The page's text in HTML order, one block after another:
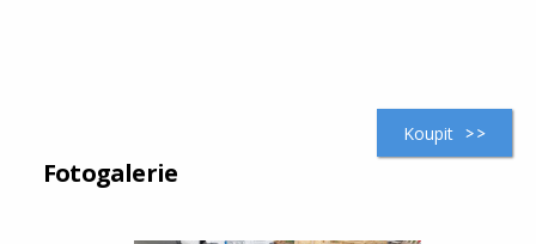
Koupit
Fotogalerie